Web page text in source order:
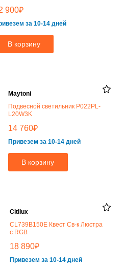
900₽
за 10-14 дней
В корзину
Maytoni
Подвесной светильник P022PL-
L20W3K
14 760₽
Привезем за 10-14 дней
В корзину
Citilux
CL739B150E Квест Св-к Люстра
с RGB
18 890₽
Привезем за 10-14 дней